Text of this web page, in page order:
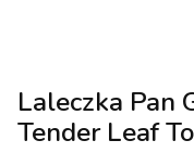
Laleczka Pan
Tender Leaf